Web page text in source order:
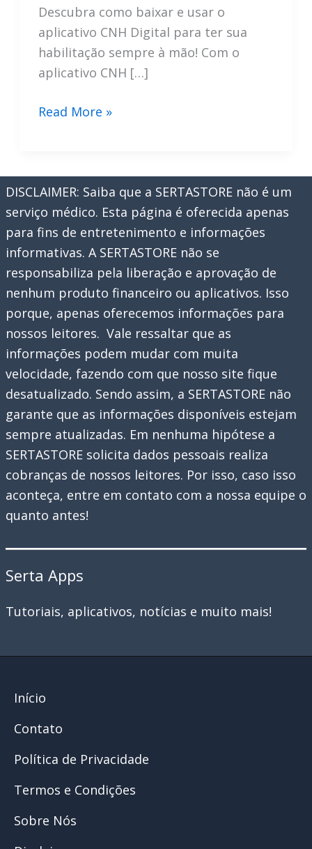
Descubra como baixar e usar o
aplicativo CNH Digital para ter sua
habilitação sempre à mão! Com o
aplicativo CNH […]
Descubra
Baixar
e
Usar
o
Aplicativo
CNH
Digital
Read More »
DISCLAIMER: Saiba que a SERTASTORE não é um
serviço médico. Esta página é oferecida apenas
para fins de entretenimento e informações
informativas. A SERTASTORE não se
responsabiliza pela liberação e aprovação de
nenhum produto financeiro ou aplicativos. Isso
porque, apenas oferecemos informações para
nossos leitores. Vale ressaltar que as
informações podem mudar com muita
velocidade, fazendo com que nosso site fique
desatualizado. Sendo assim, a SERTASTORE não
garante que as informações disponíveis estejam
sempre atualizadas. Em nenhuma hipótese a
SERTASTORE solicita dados pessoais realiza
cobranças de nossos leitores. Por isso, caso isso
aconteça, entre em contato com a nossa equipe o
quanto antes!
Serta Apps
Tutoriais, aplicativos, notícias e muito mais!
Início
Contato
Política de Privacidade
Termos e Condições
Sobre Nós